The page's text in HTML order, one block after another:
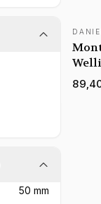
50 mm